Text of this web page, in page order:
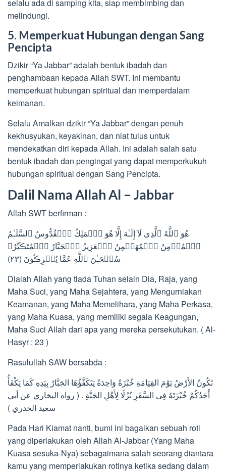
selalu ada di samping kita, siap membimbing dan
melindungi.
5. Memperkuat Hubungan dengan Sang
Pencipta
Dzikir “Ya Jabbar” adalah bentuk ibadah dan
penghambaan kepada Allah SWT. Ini membantu
memperkuat hubungan spiritual dan memperdalam
keimanan.
Selalu Amalkan dzikir “Ya Jabbar” dengan penuh
kekhusyukan, keyakinan, dan niat tulus untuk
mendekatkan diri kepada Allah. Ini adalah salah satu
bentuk ibadah dan pengingat yang dapat memperkukuh
hubungan spiritual dengan Sang Pencipta.
Dalil Nama Allah Al – Jabbar
Allah SWT berfirman :
هُوَ ٱللَّهُ ٱلَّذِى لَآ إِلَـٰهَ إِلَّا هُوَ ٱلۡمَلِكُ ٱلۡقُدُّوسُ ٱلسَّلَـٰمُ
ٱلۡمُؤۡمِنُ ٱلۡمُهَيۡمِنُ ٱلۡعَزِيزُ ٱلۡجَبَّارُ ٱلۡمُتَڪَبِّرُ‌ۚ
سُبۡحَـٰنَ ٱللَّهِ عَمَّا يُشۡرِڪُونَ (٢٣)
Dialah Allah yang tiada Tuhan selain Dia, Raja, yang
Maha Suci, yang Maha Sejahtera, yang Mengurniakan
Keamanan, yang Maha Memelihara, yang Maha Perkasa,
yang Maha Kuasa, yang memiliki segala Keagungan,
Maha Suci Allah dari apa yang mereka persekutukan. ( Al-
Hasyr : 23 )
Rasulullah SAW bersabda :
تَكُونُ الأَرْضُ يَوْمَ القِيَامَةِ خُبْزَةً وَاحِدَةً يَتَكَفَّؤُهَا الجَبَّارُ بِيَدِهِ كَمَا يَكْفَأُ
أَحَدُكُمْ خُبْزَتَهُ فِى السَّفَرِ نُزُلًا لِأَهْلِ الجَنَّةِ . ( رواه البخاري عن أبي
سعيد الخدري )
Pada Hari Kiamat nanti, bumi ini bagaikan sebuah roti
yang diperlakukan oleh Allah Al-Jabbar (Yang Maha
Kuasa sesuka-Nya) sebagaimana salah seorang diantara
kamu yang memperlakukan rotinya ketika sedang dalam